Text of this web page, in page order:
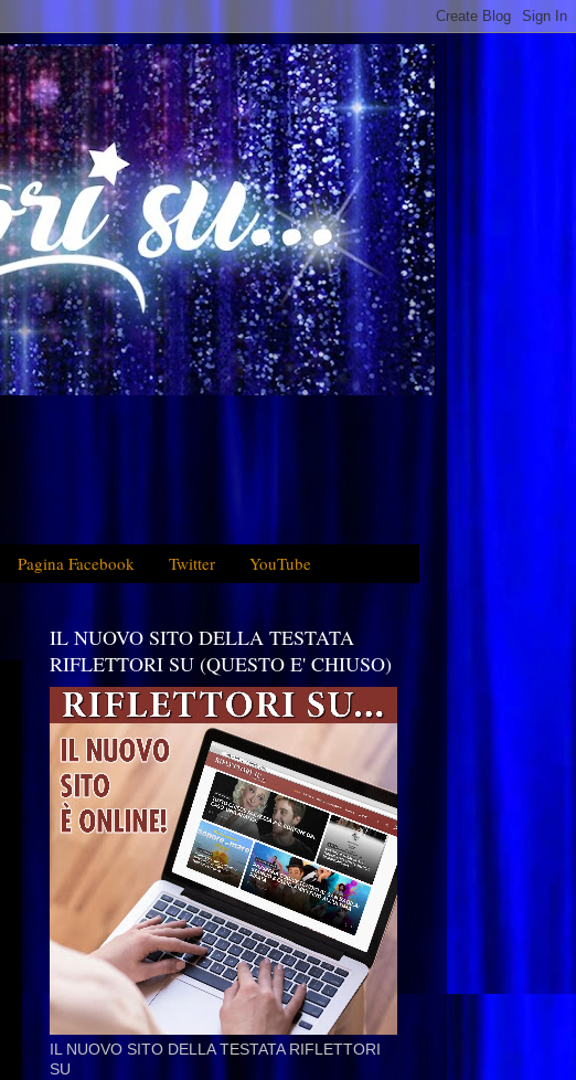
Pagina Facebook Twitter YouTube
IL NUOVO SITO DELLA TESTATA
RIFLETTORI SU (QUESTO E' CHIUSO)
IL NUOVO SITO DELLA TESTATA RIFLETTORI
SU